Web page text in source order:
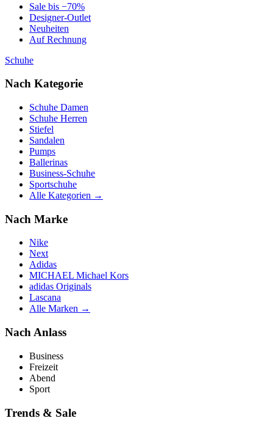
Sale bis −70%
Designer-Outlet
Neuheiten
Auf Rechnung
Schuhe
Nach Kategorie
Schuhe Damen
Schuhe Herren
Stiefel
Sandalen
Pumps
Ballerinas
Business-Schuhe
Sportschuhe
Alle Kategorien →
Nach Marke
Nike
Next
Adidas
MICHAEL Michael Kors
adidas Originals
Lascana
Alle Marken →
Nach Anlass
Business
Freizeit
Abend
Sport
Trends & Sale